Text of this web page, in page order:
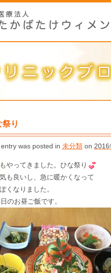
り
was posted in 未分類on 2016
やってきました。ひな祭り
も良いし、急に暖かくなって
くなりました。
のお昼ご飯です。